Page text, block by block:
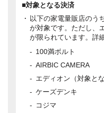
■対象となる決済
以下の家電量販店のう
が対象です。ただし、
が限られています。詳
100満ボルト
AIRBIC CAMERA
エディオン（対象と
ケーズデンキ
コジマ